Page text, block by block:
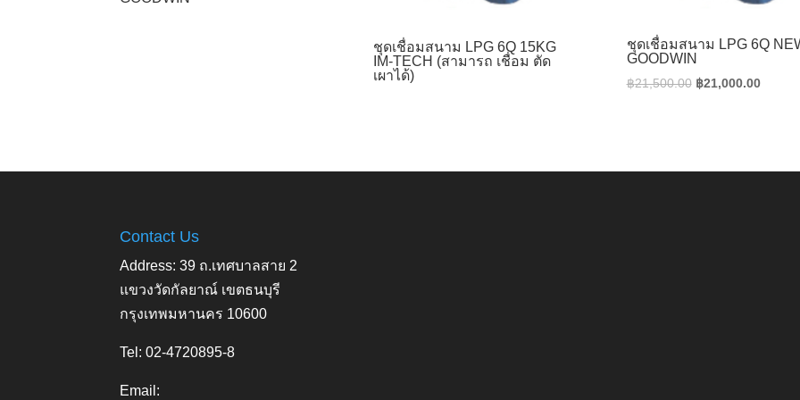
ชุดเชื่อมสนาม LPG 6Q 15KG
IM-TECH (สามารถ เชื่อม ตัด
เผาได้)
ชุดเชื่อมสนาม LPG 6Q
GOODWIN
฿21,500.00 Original
฿21,000.00Current
Contact Us
Address: 39 ถ.เทศบาลสาย 2
แขวงวัดกัลยาณ์ เขตธนบุรี
กรุงเทพมหานคร 10600
Tel: 02-4720895-8
Email: